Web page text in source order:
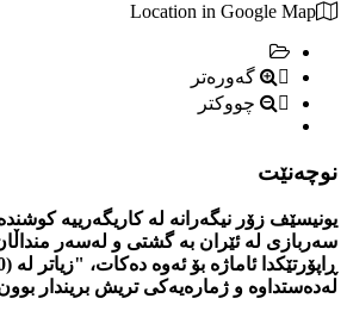
Location in Google Map
گەورەتر
چووکتر
نوچەنێت
یونیسێف زۆر نیگەرانە لە کاریگەرییە
سەربازی لە ئێران بە گشتی و لەسەر منداڵان
لەدەستداوە و ژمارەیەکی تریش بریندار